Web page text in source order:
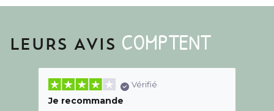
LEURS AVIS COMPTENT
Vérifié
Je recommande